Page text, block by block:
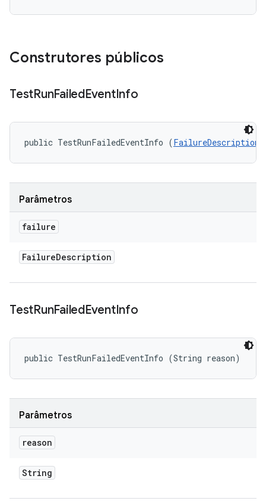
Construtores públicos
TestRunFailedEventInfo
public TestRunFailedEventInfo (FailureDescription
Parâmetros
failure
FailureDescription
TestRunFailedEventInfo
public TestRunFailedEventInfo (String reason)
Parâmetros
reason
String